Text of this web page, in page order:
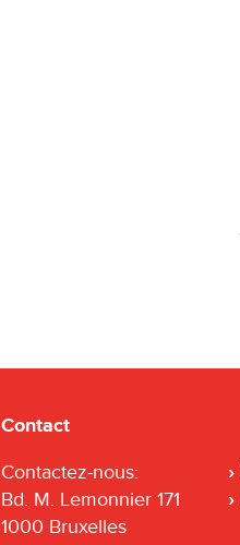
Contact
Contactez-nous:
Bd. M. Lemonnier 171
1000 Bruxelles